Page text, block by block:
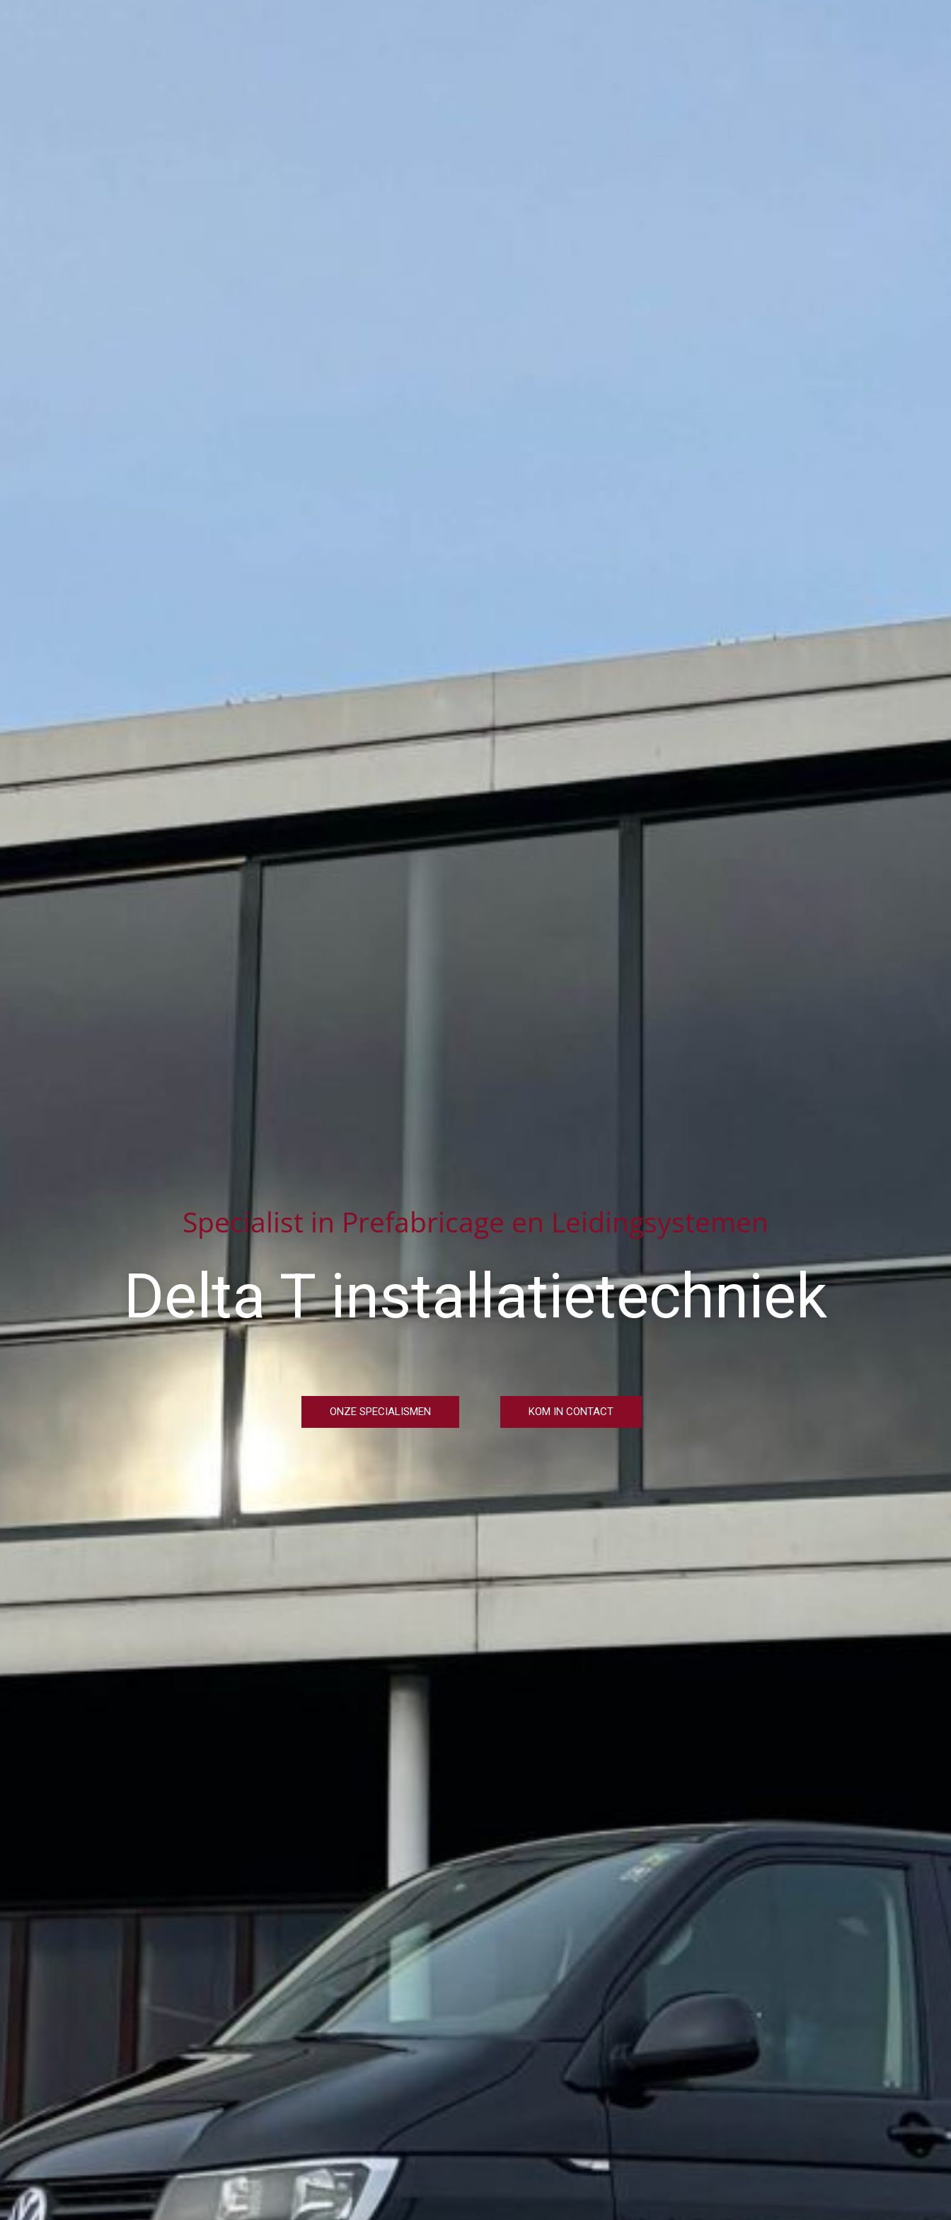
Specialist in Prefabricage en Leidingsystemen
Delta T installatietechniek
ONZE SPECIALISMEN KOM IN CONTACT